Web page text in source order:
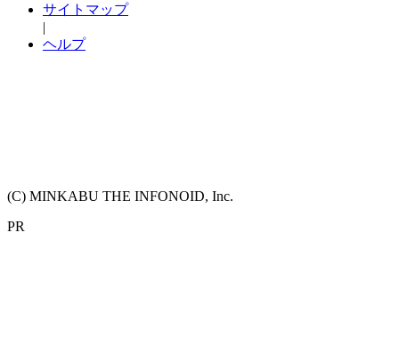
サイトマップ
|
ヘルプ
(C) MINKABU THE INFONOID, Inc.
PR